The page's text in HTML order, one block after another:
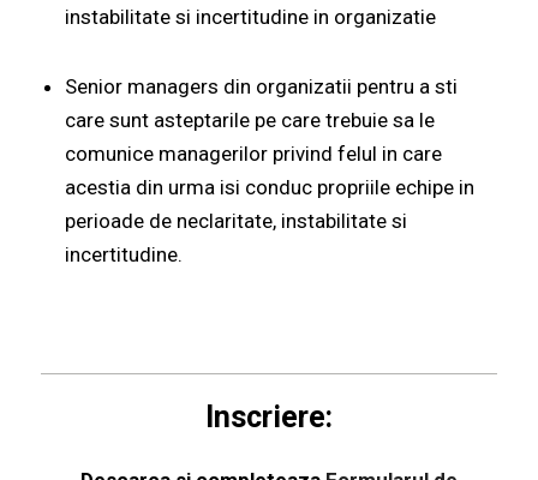
instabilitate si incertitudine in organizatie
Senior managers din organizatii pentru a sti
care sunt asteptarile pe care trebuie sa le
comunice managerilor privind felul in care
acestia din urma isi conduc propriile echipe in
perioade de neclaritate, instabilitate si
incertitudine.
Inscriere: